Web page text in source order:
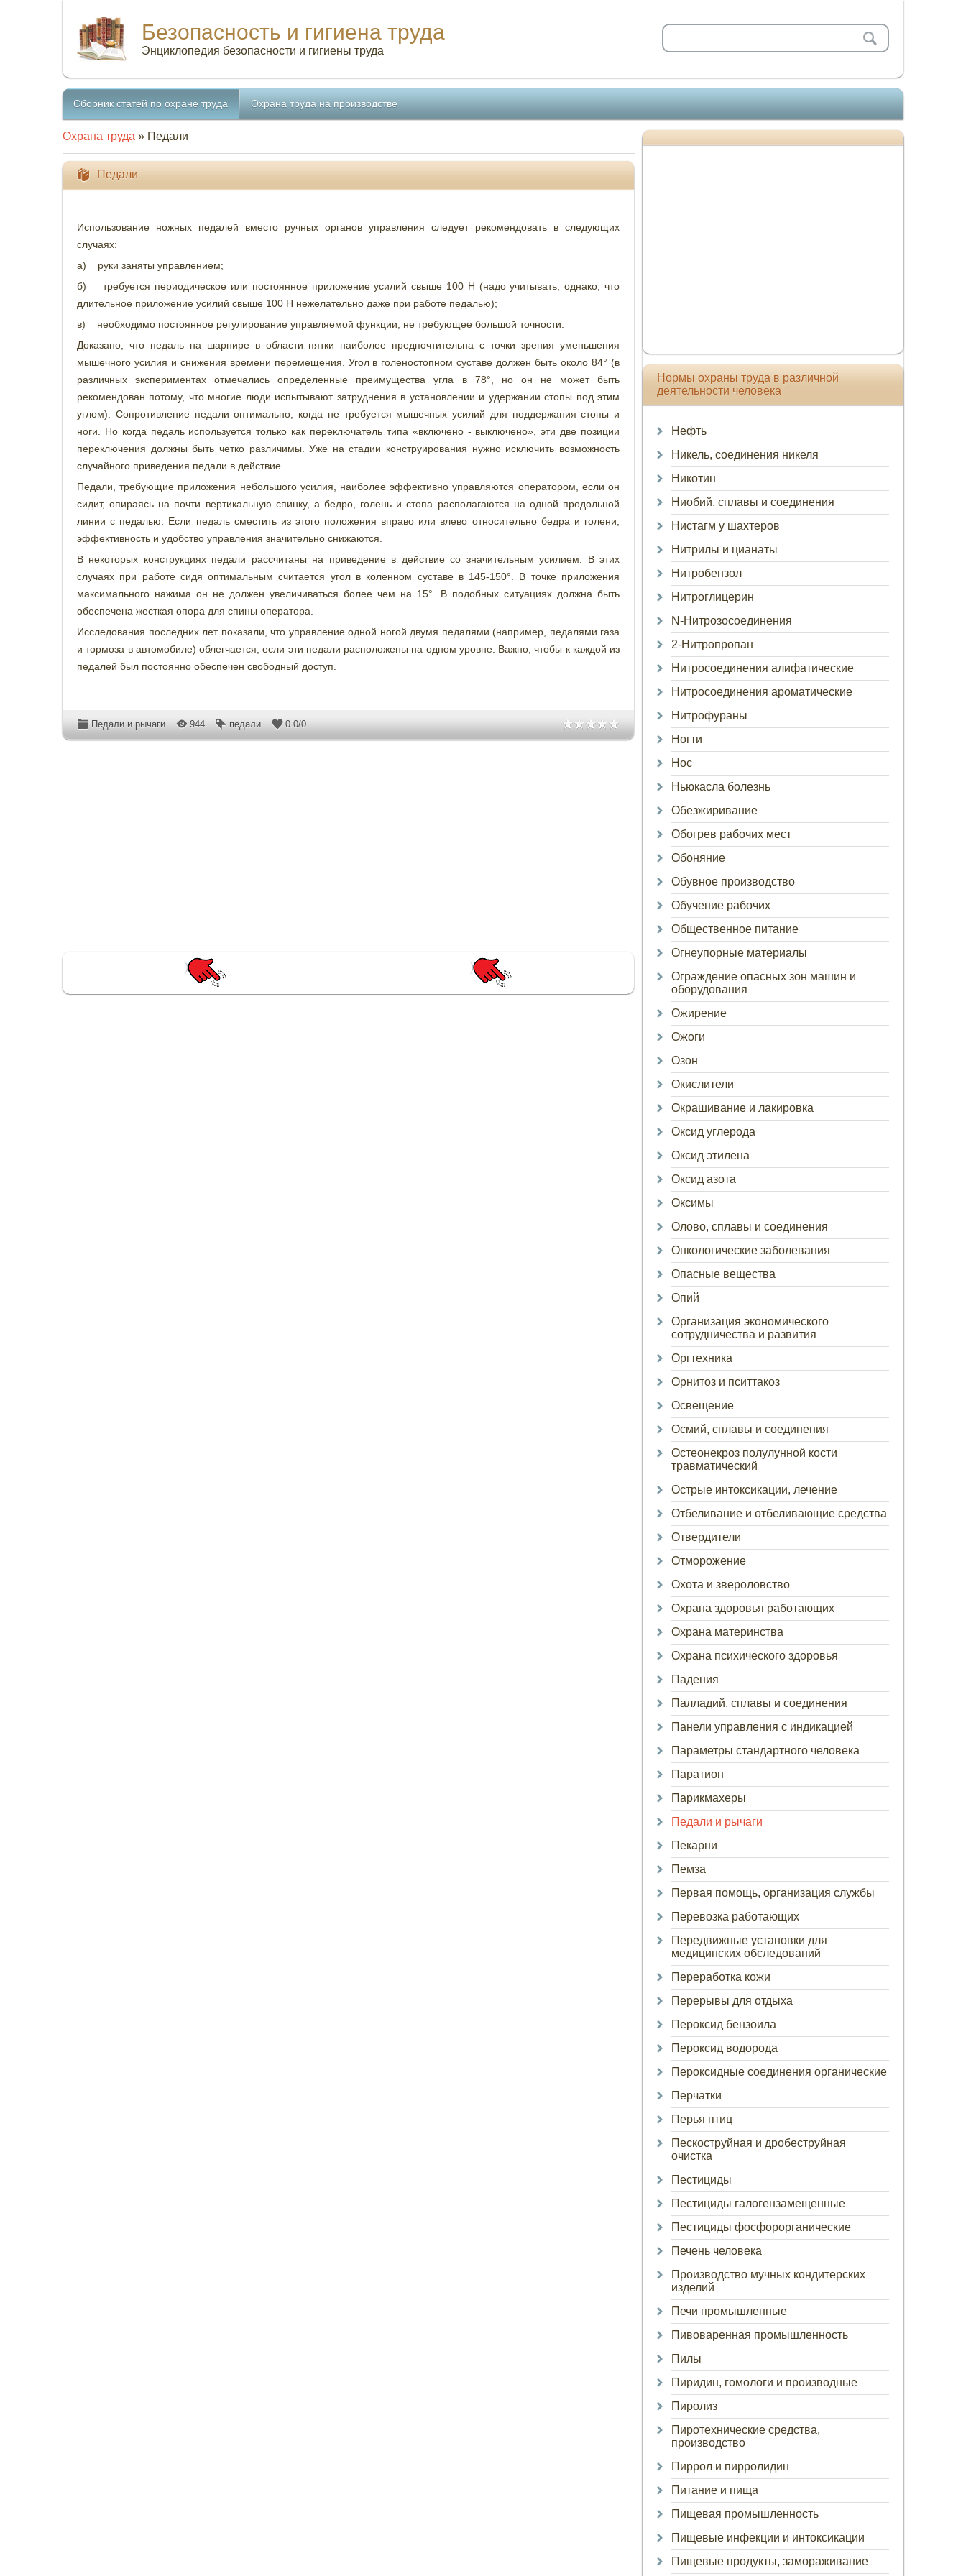
Безопасность и гигиена труда
Энциклопедия безопасности и гигиены труда
Сборник статей по охране труда Охрана труда на производстве
Охрана труда » Педали
Педали
Использование ножных педалей вместо ручных органов управления следует рекомендовать в следующих
случаях:
а) руки заняты управлением;
б) требуется периодическое или постоянное приложение усилий свыше 100 Н (надо учитывать, однако, что
длительное приложение усилий свыше 100 Н нежелательно даже при работе педалью);
в) необходимо постоянное регулирование управляемой функции, не требующее большой точности.
Доказано, что педаль на шарнире в области пятки наиболее предпочтительна с точки зрения уменьшения
мышечного усилия и снижения времени перемещения. Угол в голеностопном суставе должен быть около 84° (в
различных экспериментах отмечались определенные преимущества угла в 78°, но он не может быть
рекомендован потому, что многие люди испытывают затруднения в установлении и удержании стопы под этим
углом). Сопротивление педали оптимально, когда не требуется мышечных усилий для поддержания стопы и
ноги. Но когда педаль используется только как переключатель типа «включено - выключено», эти две позиции
переключения должны быть четко различимы. Уже на стадии конструирования нужно исключить возможность
случайного приведения педали в действие.
Педали, требующие приложения небольшого усилия, наиболее эффективно управляются оператором, если он
сидит, опираясь на почти вертикальную спинку, а бедро, голень и стопа располагаются на одной продольной
линии с педалью. Если педаль сместить из этого положения вправо или влево относительно бедра и голени,
эффективность и удобство управления значительно снижаются.
В некоторых конструкциях педали рассчитаны на приведение в действие со значительным усилием. В этих
случаях при работе сидя оптимальным считается угол в коленном суставе в 145-150°. В точке приложения
максимального нажима он не должен увеличиваться более чем на 15°. В подобных ситуациях должна быть
обеспечена жесткая опора для спины оператора.
Исследования последних лет показали, что управление одной ногой двумя педалями (например, педалями газа
и тормоза в автомобиле) облегчается, если эти педали расположены на одном уровне. Важно, чтобы к каждой из
педалей был постоянно обеспечен свободный доступ.
Педали и рычаги 944 педали 0.0/0
Нормы охраны труда в различной
деятельности человека
Нефть
Никель, соединения никеля
Никотин
Ниобий, сплавы и соединения
Нистагм у шахтеров
Нитрилы и цианаты
Нитробензол
Нитроглицерин
N-Нитрозосоединения
2-Нитропропан
Нитросоединения алифатические
Нитросоединения ароматические
Нитрофураны
Ногти
Нос
Ньюкасла болезнь
Обезжиривание
Обогрев рабочих мест
Обоняние
Обувное производство
Обучение рабочих
Общественное питание
Огнеупорные материалы
Ограждение опасных зон машин и
оборудования
Ожирение
Ожоги
Озон
Окислители
Окрашивание и лакировка
Оксид углерода
Оксид этилена
Оксид азота
Оксимы
Олово, сплавы и соединения
Онкологические заболевания
Опасные вещества
Опий
Организация экономического
сотрудничества и развития
Оргтехника
Орнитоз и пситтакоз
Освещение
Осмий, сплавы и соединения
Остеонекроз полулунной кости
травматический
Острые интоксикации, лечение
Отбеливание и отбеливающие средства
Отвердители
Отморожение
Охота и звероловство
Охрана здоровья работающих
Охрана материнства
Охрана психического здоровья
Падения
Палладий, сплавы и соединения
Панели управления с индикацией
Параметры стандартного человека
Паратион
Парикмахеры
Педали и рычаги
Пекарни
Пемза
Первая помощь, организация службы
Перевозка работающих
Передвижные установки для
медицинских обследований
Переработка кожи
Перерывы для отдыха
Пероксид бензоила
Пероксид водорода
Пероксидные соединения органические
Перчатки
Перья птиц
Пескоструйная и дробеструйная
очистка
Пестициды
Пестициды галогензамещенные
Пестициды фосфорорганические
Печень человека
Производство мучных кондитерских
изделий
Печи промышленные
Пивоваренная промышленность
Пилы
Пиридин, гомологи и производные
Пиролиз
Пиротехнические средства,
производство
Пиррол и пирролидин
Питание и пища
Пищевая промышленность
Пищевые инфекции и интоксикации
Пищевые продукты, замораживание